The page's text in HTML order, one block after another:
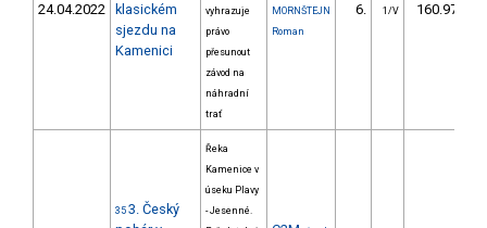
24.04.2022
klasickém
sjezdu na
Kamenici
vyhrazuje
právo
přesunout
závod na
náhradní
trať
MORNŠTEJN
Roman
6. 1/V 160.97
35 3. Český
Řeka
Kamenice v
úseku Plavy
- Jesenné.